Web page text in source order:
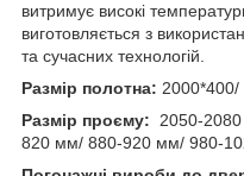
витримує високі
виготовляється з
та сучасних технологій.
Размір полотна:
Размір проєму: 2050-
820 мм/ 880-920 мм/ 980-